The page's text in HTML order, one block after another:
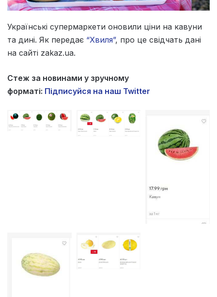
Українські супермаркети оновили ціни на кавуни
та дині. Як передає “Хвиля”, про це свідчать дані
на сайті zakaz.ua.
Стеж за новинами у зручному
форматі: Підписуйся на наш Twitter